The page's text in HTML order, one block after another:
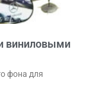
виниловыми
фона для